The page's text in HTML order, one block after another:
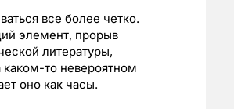
все более четко.
элемент, прорыв
литературы,
то невероятном
оно как часы.